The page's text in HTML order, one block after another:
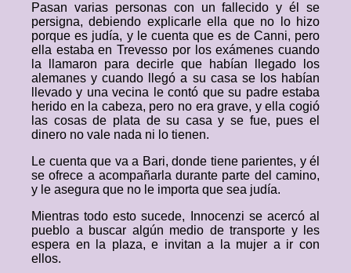
Pasan varias personas con un fallecido y él se
persigna, debiendo explicarle ella que no lo hizo
porque es judía, y le cuenta que es de Canni, pero
ella estaba en Trevesso por los exámenes cuando
la llamaron para decirle que habían llegado los
alemanes y cuando llegó a su casa se los habían
llevado y una vecina le contó que su padre estaba
herido en la cabeza, pero no era grave, y ella cogió
las cosas de plata de su casa y se fue, pues el
dinero no vale nada ni lo tienen.
Le cuenta que va a Bari, donde tiene parientes, y él
se ofrece a acompañarla durante parte del camino,
y le asegura que no le importa que sea judía.
Mientras todo esto sucede, Innocenzi se acercó al
pueblo a buscar algún medio de transporte y les
espera en la plaza, e invitan a la mujer a ir con
ellos.